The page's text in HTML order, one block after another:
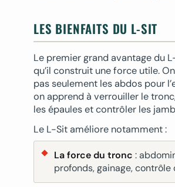
LES BIENFAITS DU L-SIT
Le premier grand avantage du
qu’il construit une force utile.
pas seulement les abdos pour
on apprend à verrouiller le
les épaules et contrôler les
Le L-Sit améliore notamment :
La force du tronc :
profonds, gainage, contrôle